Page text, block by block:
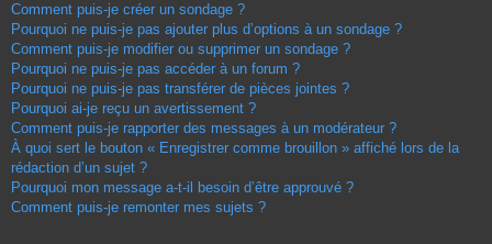
Comment puis-je créer un sondage ?
Pourquoi ne puis-je pas ajouter plus d’options à un sondage ?
Comment puis-je modifier ou supprimer un sondage ?
Pourquoi ne puis-je pas accéder à un forum ?
Pourquoi ne puis-je pas transférer de pièces jointes ?
Pourquoi ai-je reçu un avertissement ?
Comment puis-je rapporter des messages à un modérateur ?
À quoi sert le bouton « Enregistrer comme brouillon » affiché lors de la
rédaction d’un sujet ?
Pourquoi mon message a-t-il besoin d’être approuvé ?
Comment puis-je remonter mes sujets ?